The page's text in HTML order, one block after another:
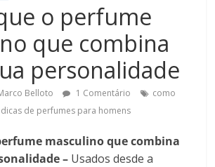
o perfume
que combina
personalidade
Belloto 1 Comentário
como
dicas de perfumes para homens
masculino que combina
– Usados desde a